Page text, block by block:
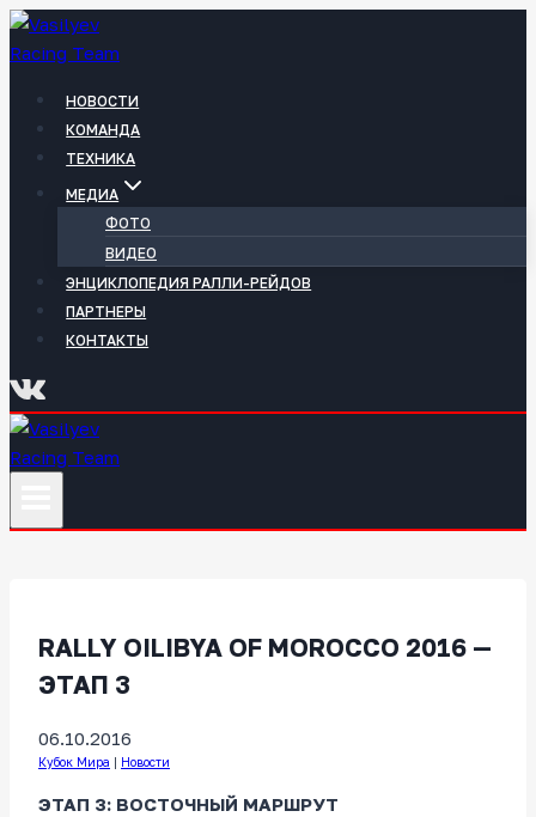
Перейти
к
НОВОСТИ
КОМАНДА
ТЕХНИКА
МЕДИА
ФОТО
ВИДЕО
ЭНЦИКЛОПЕДИЯ РАЛЛИ-РЕЙДОВ
ПАРТНЕРЫ
КОНТАКТЫ
RALLY OILIBYA OF MOROCCO 2016 —
ЭТАП 3
06.10.2016
Кубок Мира | Новости
ЭТАП 3: ВОСТОЧНЫЙ МАРШРУТ